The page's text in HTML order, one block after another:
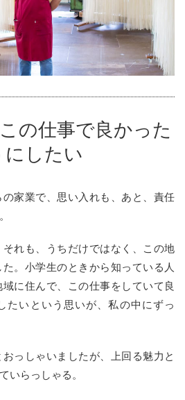
の仕事で良かった
にしたい
家業で、思い入れも、あと、責任
それも、うちだけではなく、この地
。小学生のときから知っている人
に住んで、この仕事をしていて良
たいという思いが、私の中にずっ
っしゃいましたが、上回る魅力と
いらっしゃる。